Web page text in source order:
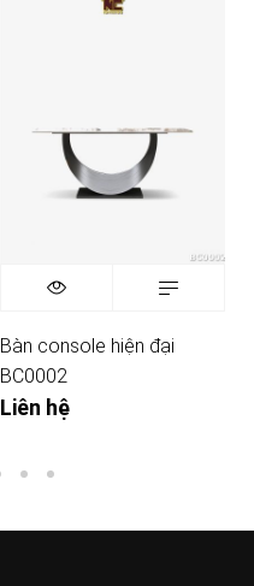
Bàn console hiện đại
BC0002
Liên hệ